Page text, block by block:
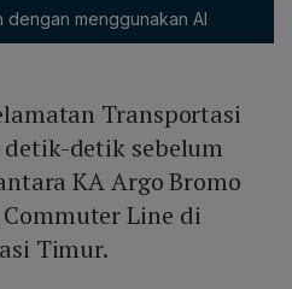
dengan menggunakan AI
Transportasi
detik sebelum
KA Argo Bromo
Line di
Timur.